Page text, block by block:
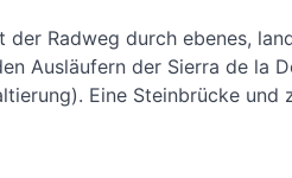
der Radweg durch ebenes,
Ausläufern der Sierra de la
Eine Steinbrücke